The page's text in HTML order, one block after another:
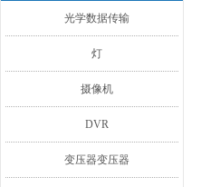
光学数据传输
灯
摄像机
DVR
变压器变压器